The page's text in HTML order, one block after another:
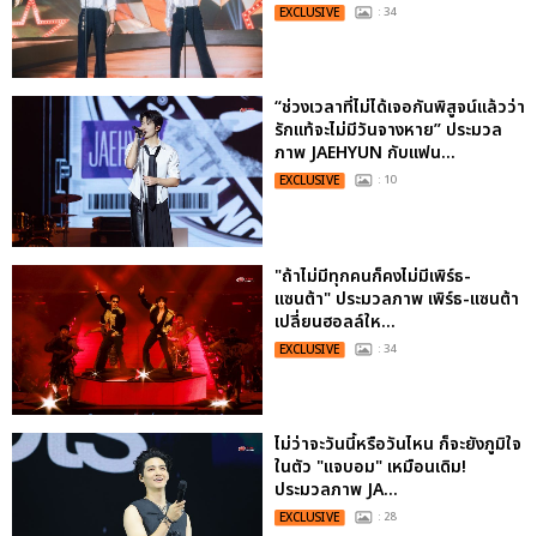
EXCLUSIVE : 34
“ช่วงเวลาที่ไม่ได้เจอกันพิสูจน์แล้วว่า
รักแท้จะไม่มีวันจางหาย” ประมวล
ภาพ JAEHYUN กับแฟน...
EXCLUSIVE : 10
"ถ้าไม่มีทุกคนก็คงไม่มีเพิร์ธ-
แซนต้า" ประมวลภาพ เพิร์ธ-แซนต้า
เปลี่ยนฮอลล์ให...
EXCLUSIVE : 34
ไม่ว่าจะวันนี้หรือวันไหน ก็จะยังภูมิใจ
ในตัว "แจบอม" เหมือนเดิม!
ประมวลภาพ JA...
EXCLUSIVE : 28